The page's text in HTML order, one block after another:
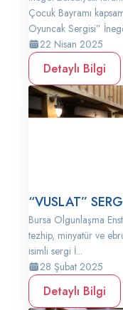
Çocuk Bayramı
Oyuncak Sergisi”
22 Nisan 2025
Detaylı Bilgi
“VUSLAT”
Bursa Olgunlaşma
tezhip, minyatür ve
isimli sergi İ...
28 Şubat 2025
Detaylı Bilgi